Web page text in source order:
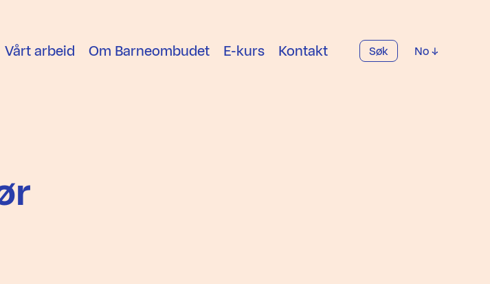
Vårt arbeid Om Barneombudet E-kurs Kontakt Søk No